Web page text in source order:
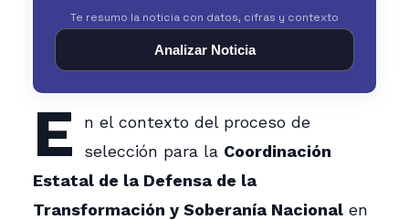
Te resumo la noticia con datos, cifras y contexto
Analizar Noticia
E
n el contexto del proceso de
selección para la Coordinación
Estatal de la Defensa de la
Transformación y Soberanía Nacional en